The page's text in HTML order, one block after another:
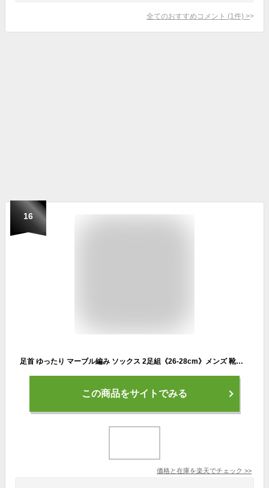
全てのおすすめコメント (1 件) >
16
足首 ゆったり マーブル編み ソックス 2足組《26-28cm》メンズ 靴下 カジュアル おしゃれ あったか 保温千代治 日本製 スポーツ トレッキング ランニング 【ネコポス送料無料】
この商品をサイトでみる
価格と在庫を楽天でチェック >>